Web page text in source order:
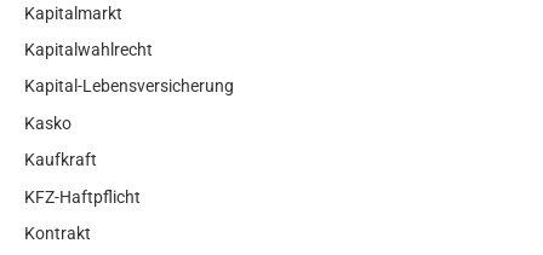
Kapitalmarkt
Kapitalwahlrecht
Kapital-Lebensversicherung
Kasko
Kaufkraft
KFZ-Haftpflicht
Kontrakt